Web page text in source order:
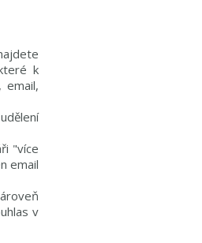
k
email,
"více
email
v